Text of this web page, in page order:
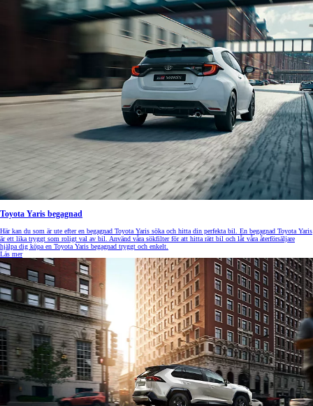
Toyota Yaris begagnad
Här kan du som är ute efter en begagnad Toyota Yaris söka och hitta din perfekta bil. En begagnad Toyota Yaris
är ett lika tryggt som roligt val av bil. Använd våra sökfilter för att hitta rätt bil och låt våra återförsäljare
hjälpa dig köpa en Toyota Yaris begagnad tryggt och enkelt.
Läs mer